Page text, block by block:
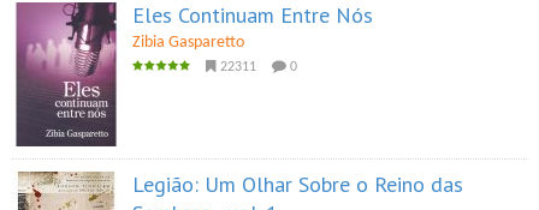
Eles Continuam Entre Nós
Zibia Gasparetto
22311 0
Legião: Um Olhar Sobre o Reino das